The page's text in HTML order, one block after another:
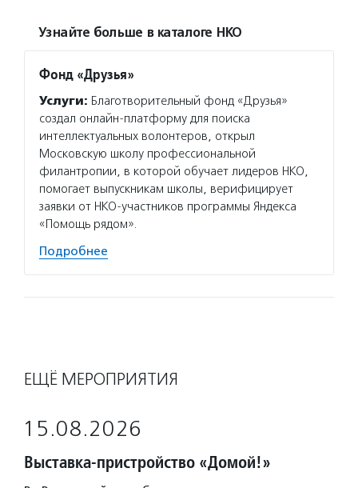
Узнайте больше в каталоге НКО
Фонд «Друзья»
Услуги: Благотворительный фонд «Друзья»
создал онлайн-платформу для поиска
интеллектуальных волонтеров, открыл
Московскую школу профессиональной
филантропии, в которой обучает лидеров НКО,
помогает выпускникам школы, верифицирует
заявки от НКО-участников программы Яндекса
«Помощь рядом».
Подробнее
ЕЩЁ МЕРОПРИЯТИЯ
15.08.2026
Выставка-пристройство «Домой!»